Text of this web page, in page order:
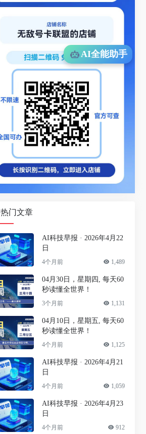
热门文章
AI科技早报 · 2026年4月22
日
4个月前 1,489
04月30日，星期四, 每天60
秒读懂全世界！
3个月前 1,131
04月10日，星期五, 每天60
秒读懂全世界！
4个月前 1,125
AI科技早报 · 2026年4月21
日
4个月前 1,059
AI科技早报 · 2026年4月23
日
4个月前 912
AI全能助手